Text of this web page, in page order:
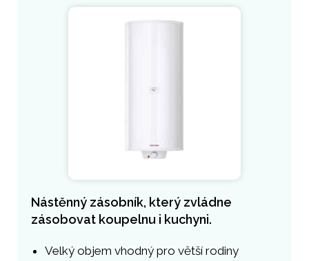
Nástěnný zásobník, který zvládne
zásobovat koupelnu i kuchyni.
Velký objem vhodný pro větší rodiny